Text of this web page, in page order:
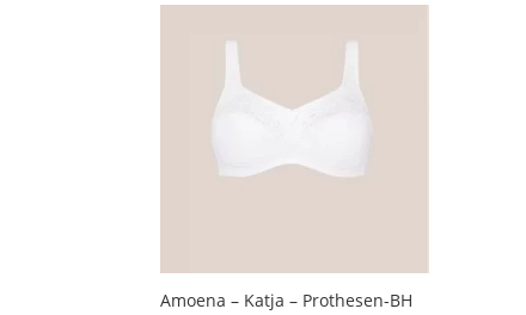
Amoena – Katja – Prothesen-BH